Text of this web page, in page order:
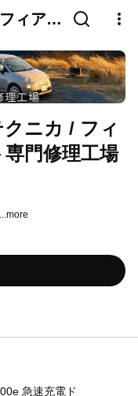
ィアッ
クニカ / フィ
門修理工場
...more
急速充電ド